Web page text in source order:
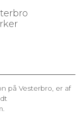
på Vesterbro, er af